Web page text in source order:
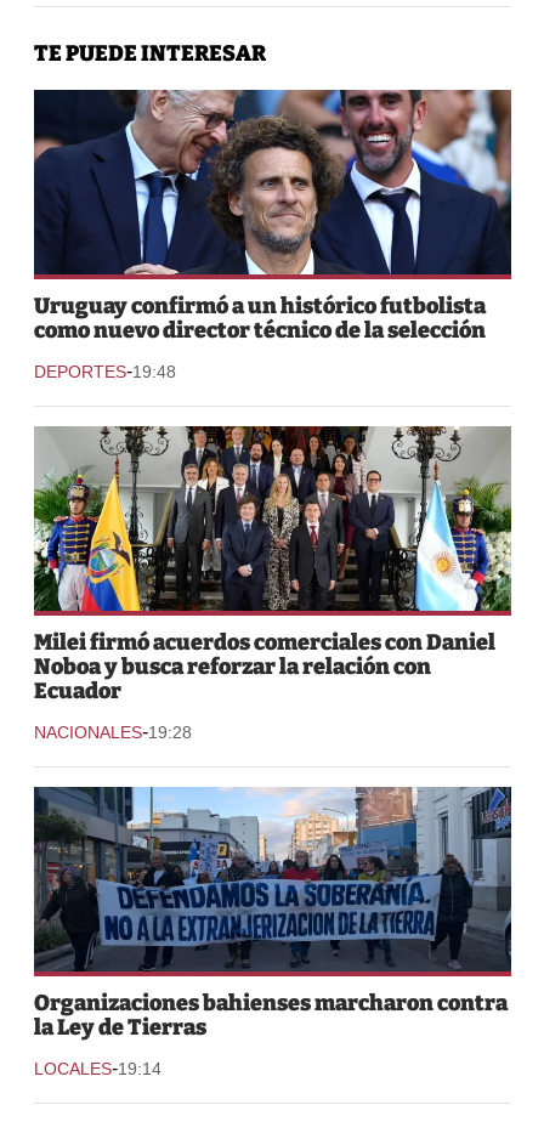
TE PUEDE INTERESAR
Uruguay confirmó a un histórico futbolista
como nuevo director técnico de la selección
DEPORTES-19:48
Milei firmó acuerdos comerciales con Daniel
Noboa y busca reforzar la relación con
Ecuador
NACIONALES-19:28
Organizaciones bahienses marcharon contra
la Ley de Tierras
LOCALES-19:14